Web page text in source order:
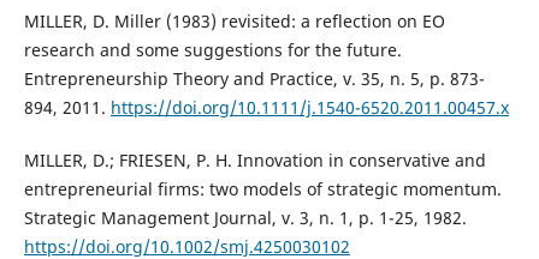
MILLER, D. Miller (1983) revisited: a reflection on EO
research and some suggestions for the future.
Entrepreneurship Theory and Practice, v. 35, n. 5, p. 873-
894, 2011. https://doi.org/10.1111/j.1540-6520.2011.00457.x
MILLER, D.; FRIESEN, P. H. Innovation in conservative and
entrepreneurial firms: two models of strategic momentum.
Strategic Management Journal, v. 3, n. 1, p. 1-25, 1982.
https://doi.org/10.1002/smj.4250030102